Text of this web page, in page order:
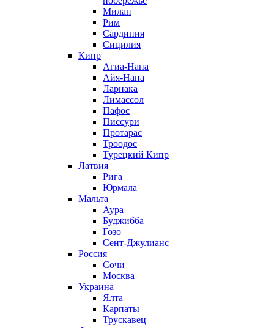
Милан
Рим
Сардиния
Сицилия
Кипр
Агиа-Напа
Айя-Напа
Ларнака
Лимассол
Пафос
Писсури
Протарас
Троодос
Турецкий Кипр
Латвия
Рига
Юрмала
Мальта
Аура
Буджибба
Гозо
Сент-Джулианс
Россия
Сочи
Москва
Украина
Ялта
Карпаты
Трускавец